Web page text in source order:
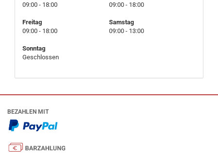
09:00 - 18:00
09:00 - 18:00
Freitag
09:00 - 18:00
Samstag
09:00 - 13:00
Sonntag
Geschlossen
BEZAHLEN MIT